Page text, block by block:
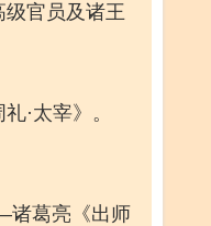
官员及诸王
·太宰》。
葛亮《出师